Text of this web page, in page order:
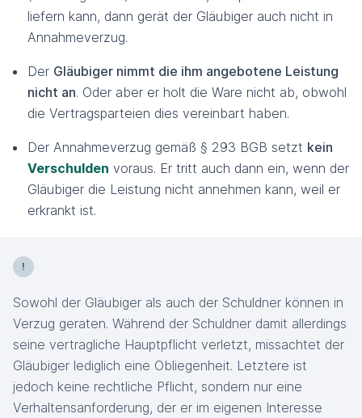
liefern kann, dann gerät der Gläubiger auch nicht in
Annahmeverzug.
Der Gläubiger nimmt die ihm angebotene Leistung
nicht an. Oder aber er holt die Ware nicht ab, obwohl
die Vertragsparteien dies vereinbart haben.
Der Annahmeverzug gemäß § 293 BGB setzt kein
Verschulden voraus. Er tritt auch dann ein, wenn der
Gläubiger die Leistung nicht annehmen kann, weil er
erkrankt ist.
Sowohl der Gläubiger als auch der Schuldner können in
Verzug geraten. Während der Schuldner damit allerdings
seine vertragliche Hauptpflicht verletzt, missachtet der
Gläubiger lediglich eine Obliegenheit. Letztere ist
jedoch keine rechtliche Pflicht, sondern nur eine
Verhaltensanforderung, der er im eigenen Interesse